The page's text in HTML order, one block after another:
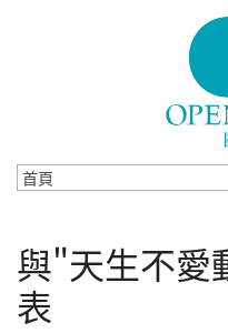
與"天生不愛
表